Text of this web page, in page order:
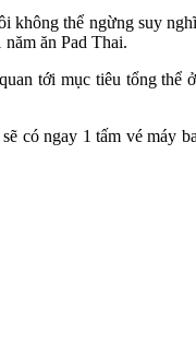
thể ngừng suy
ăn Pad Thai.
tới mục tiêu tổng thể
có ngay 1 tấm vé máy